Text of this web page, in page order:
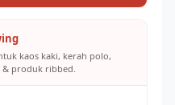
kaos kaki, kerah polo,
& produk ribbed.